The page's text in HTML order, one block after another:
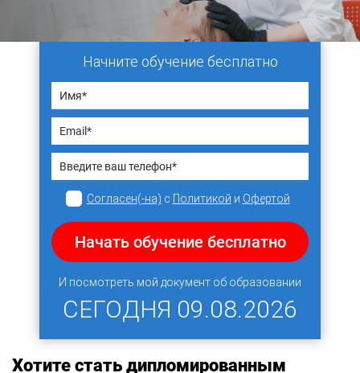
Начните обучение бесплатно
Согласен(-на) с Политикой и Офертой
Начать обучение бесплатно
И посмотреть мой документ об образовании
СЕГОДНЯ 09.08.2026
Хотите стать дипломированным